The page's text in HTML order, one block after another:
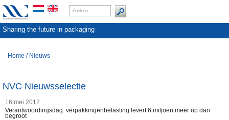
Sharing the future in packaging
Home / Nieuws
NVC Nieuwsselectie
16 mei 2012
Verantwoordingsdag: verpakkingenbelasting levert 6 miljoen meer op dan
begroot